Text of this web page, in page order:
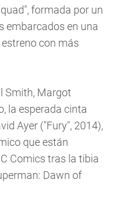
formada por un
embarcados en una
con más
Smith, Margot
la esperada cinta
Ayer ("Fury", 2014),
que están
Comics tras la tibia
Dawn of